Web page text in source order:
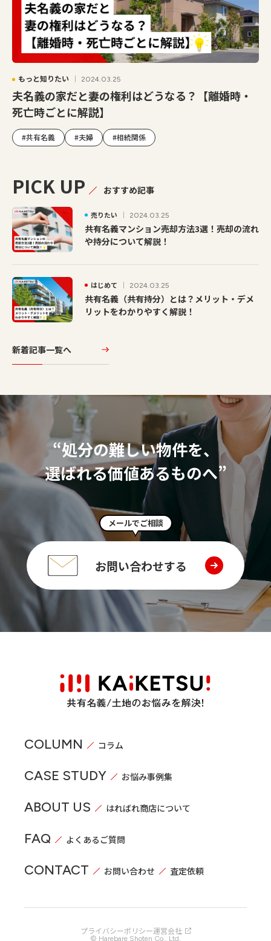
もっと知りたい 2024.03.25
夫名義の家だと妻の権利はどうなる？【離婚時・
死亡時ごとに解説】
#共有名義 #夫婦 #相続関係
PICK UP おすすめ記事
売りたい 2024.03.25
共有名義マンション売却方法3選！売却の流れ
や持分について解説！
はじめて 2024.03.25
共有名義（共有持分）とは？メリット・デメ
リットをわかりやすく解説！
新着記事一覧へ
“処分の難しい物件を、
選ばれる価値あるものへ”
お問い合わせする
メールでご相談
COLUMN コラム
CASE STUDY お悩み事例集
ABOUT US はればれ商店について
FAQ よくあるご質問
CONTACT お問い合わせ 査定依頼
プライバシーポリシー運営会社
© Harebare Shoten Co., Ltd.